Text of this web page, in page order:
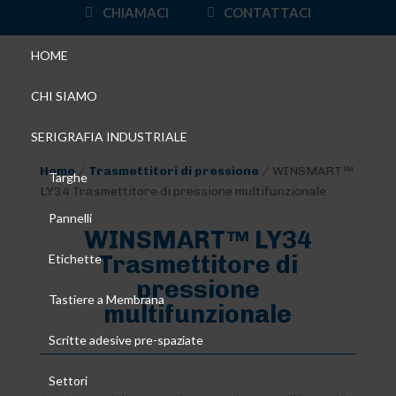
CHIAMACI CONTATTACI
Home/ Trasmettitori di pressione / WINSMART™
LY34 Trasmettitore di pressione multifunzionale
WINSMART™ LY34
Trasmettitore di
pressione
multifunzionale
HOME
CHI SIAMO
SERIGRAFIA INDUSTRIALE
Targhe
Pannelli
Etichette
Tastiere a Membrana
Scritte adesive pre-spaziate
Settori